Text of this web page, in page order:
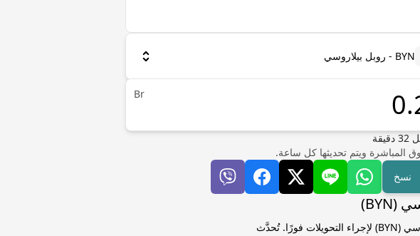
BYN - روبل بيلاروسي
Br
32 دقيقة
ويتم تحديثها كل ساعة.
نسخ
استخدم سعر الصرف المباشر من بوليفيانو بوليفي (BOB) إلى روبل بيلاروسي (BYN) لإجراء التحويلات فورًا. تُحدَّث